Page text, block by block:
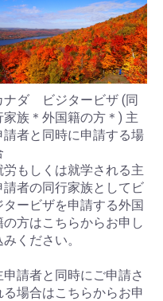
ナダ ビジタービザ (同
家族＊外国籍の方＊) 主
請者と同時に申請する場
労もしくは就学される主
請者の同行家族としてビ
タービザを申請する外国
の方はこちらからお申し
みください。
申請者と同時にご申請さ
る場合はこちらからお申